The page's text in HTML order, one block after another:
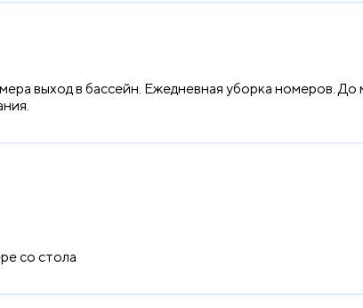
выход в бассейн. Ежедневная уборка номеров.
со стола